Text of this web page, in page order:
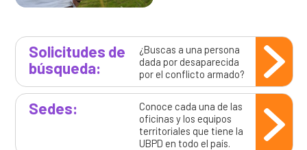
Solicitudes de
búsqueda:
¿Buscas a una persona
dada por desaparecida
por el conflicto armado?
Sedes:
Conoce cada una de las
oficinas y los equipos
territoriales que tiene la
UBPD en todo el país.